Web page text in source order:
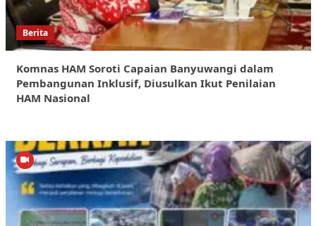
Berita
Komnas HAM Soroti Capaian Banyuwangi dalam
Pembangunan Inklusif, Diusulkan Ikut Penilaian
HAM Nasional